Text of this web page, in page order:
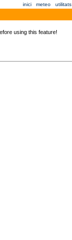
inici meteo utilitats
using this feature!